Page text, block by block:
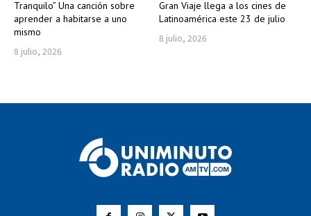
Tranquilo” Una canción sobre
aprender a habitarse a uno
mismo
8 julio, 2026
Gran Viaje llega a los cines de
Latinoamérica este 23 de julio
8 julio, 2026